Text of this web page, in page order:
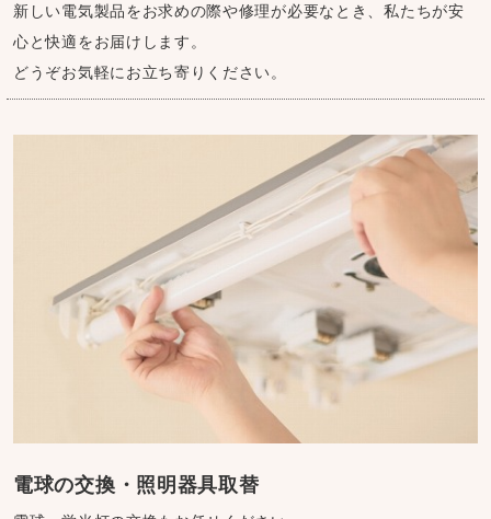
新しい電気製品をお求めの際や修理が必要なとき、私たちが安
心と快適をお届けします。
どうぞお気軽にお立ち寄りください。
電球の交換・照明器具取替